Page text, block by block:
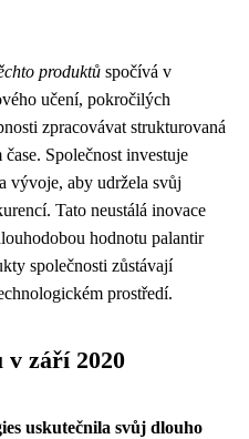
produktů spočívá v
učení, pokročilých
zpracovávat strukturovaná
Společnost investuje
vývoje, aby udržela svůj
Tato neustálá inovace
hodnotu palantir
společnosti zůstávají
prostředí.
v září 2020
uskutečnila svůj dlouho